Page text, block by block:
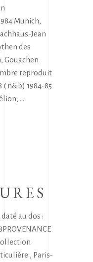
Munich,
Jean
des
Gouachen
reproduit
( n&b) 1984-85
au dos :
, Paris-